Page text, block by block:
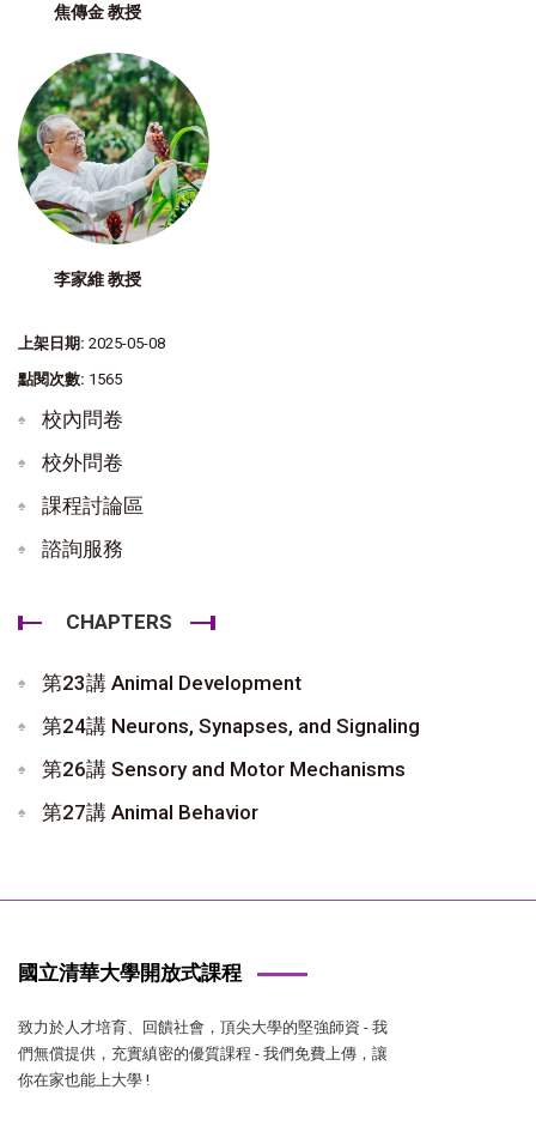
焦傳金 教授
李家維 教授
上架日期: 2025-05-08
點閱次數: 1565
校內問卷
校外問卷
課程討論區
諮詢服務
CHAPTERS
第23講 Animal Development
第24講 Neurons, Synapses, and Signaling
第26講 Sensory and Motor Mechanisms
第27講 Animal Behavior
國立清華大學開放式課程
致力於人才培育、回饋社會，頂尖大學的堅強師資 - 我
們無償提供，充實縝密的優質課程 - 我們免費上傳，讓
你在家也能上大學 !